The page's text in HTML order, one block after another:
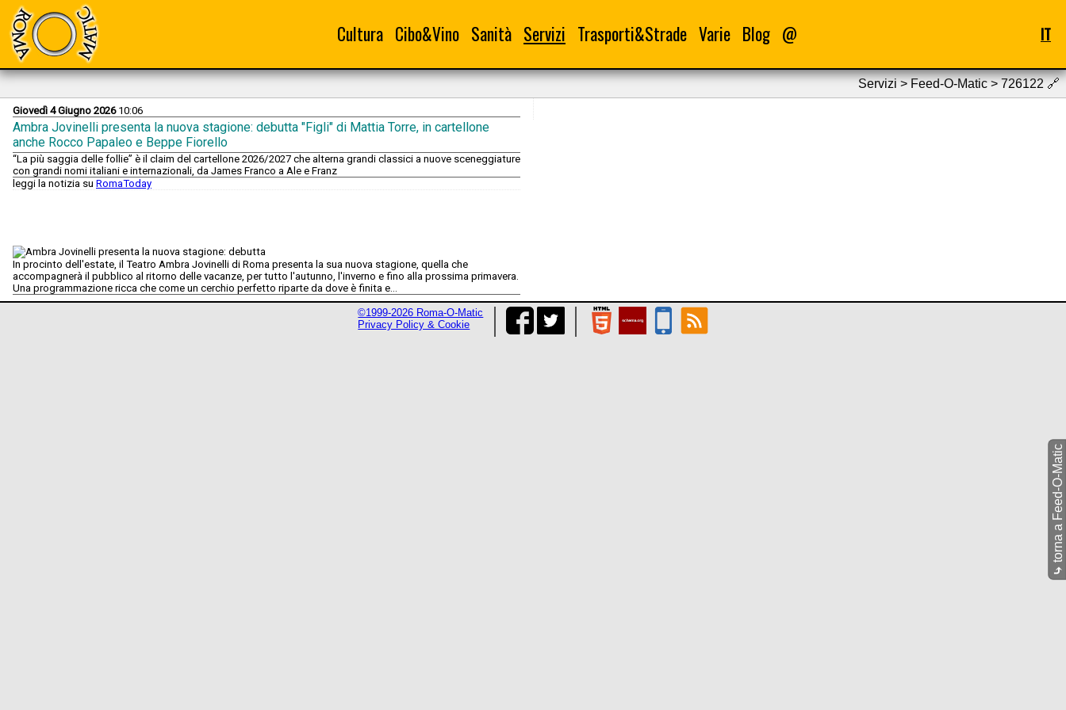
Cultura Cibo&Vino Sanità Servizi Trasporti&Strade Varie Blog @ IT
Servizi > Feed-O-Matic > 726122 🔗
Giovedì 4 Giugno 202610:06
Ambra Jovinelli presenta la nuova stagione: debutta "Figli" di Mattia Torre, in cartellone
anche Rocco Papaleo e Beppe Fiorello
“La più saggia delle follie” è il claim del cartellone 2026/2027 che alterna grandi classici a nuove sceneggiature
con grandi nomi italiani e internazionali, da James Franco a Ale e Franz
leggi la notizia su RomaToday
In procinto dell'estate, il Teatro Ambra Jovinelli di Roma presenta la sua nuova stagione, quella che
accompagnerà il pubblico al ritorno delle vacanze, per tutto l'autunno, l'inverno e fino alla prossima primavera.
Una programmazione ricca che come un cerchio perfetto riparte da dove è finita e...
⤷
torna a Feed-O-Matic
©1999-2026 Roma-O-Matic
Privacy Policy & Cookie